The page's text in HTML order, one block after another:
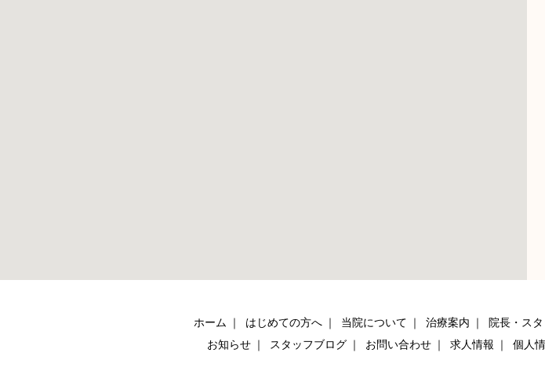
ホーム はじめての方へ 当院について 治療案内 院長・ス
お知らせ
スタッフブログ お問い合わせ 求人情報 個人